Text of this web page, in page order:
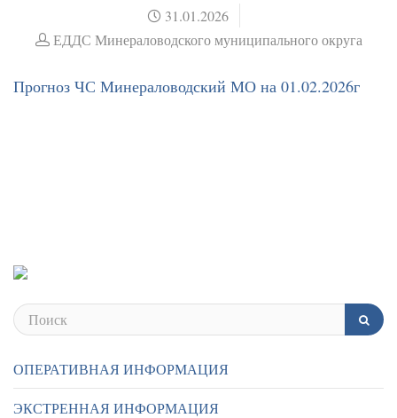
31.01.2026
ЕДДС Минераловодского муниципального округа
Прогноз ЧС Минераловодский МО на 01.02.2026г
ОПЕРАТИВНАЯ ИНФОРМАЦИЯ
ЭКСТРЕННАЯ ИНФОРМАЦИЯ